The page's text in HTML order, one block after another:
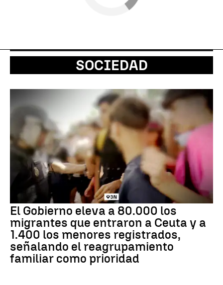
SOCIEDAD
El Gobierno eleva a 80.000 los
migrantes que entraron a Ceuta y a
1.400 los menores registrados,
señalando el reagrupamiento
familiar como prioridad